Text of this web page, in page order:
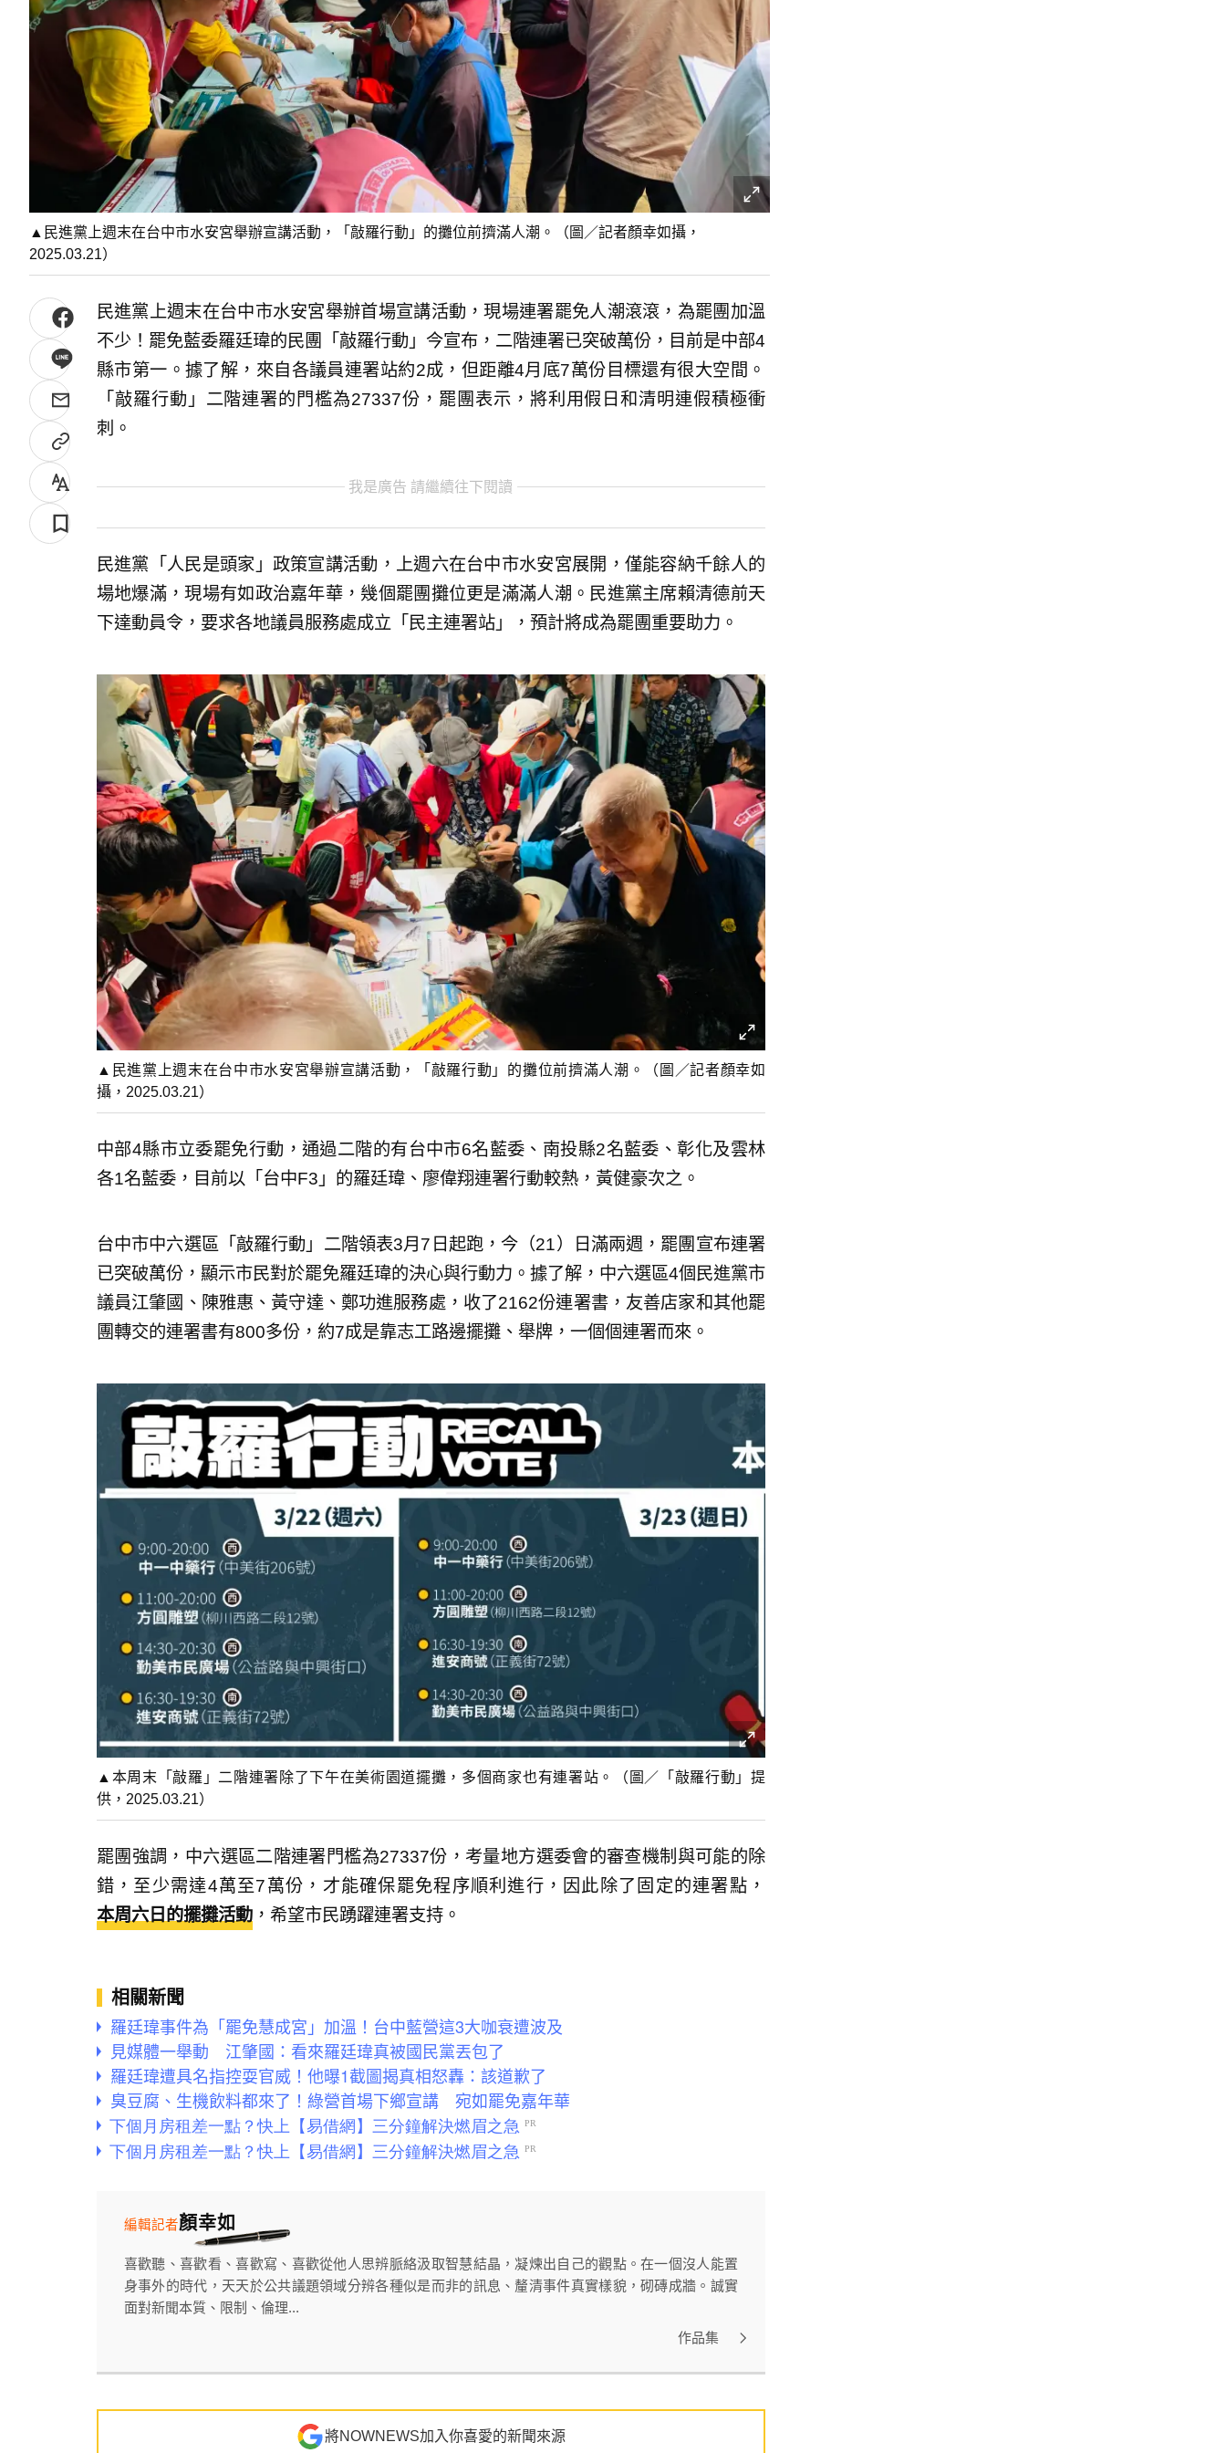
▲民進黨上週末在台中市水安宮舉辦宣講活動，「敲羅行動」的攤位前擠滿人潮。（圖／記者顏幸如攝，
2025.03.21）
民進黨上週末在台中市水安宮舉辦首場宣講活動，現場連署罷免人潮滾滾，為罷團加溫
不少！罷免藍委羅廷瑋的民團「敲羅行動」今宣布，二階連署已突破萬份，目前是中部4
縣市第一。據了解，來自各議員連署站約2成，但距離4月底7萬份目標還有很大空間。
「敲羅行動」二階連署的門檻為27337份，罷團表示，將利用假日和清明連假積極衝
刺。
我是廣告 請繼續往下閱讀
民進黨「人民是頭家」政策宣講活動，上週六在台中市水安宮展開，僅能容納千餘人的
場地爆滿，現場有如政治嘉年華，幾個罷團攤位更是滿滿人潮。民進黨主席賴清德前天
下達動員令，要求各地議員服務處成立「民主連署站」，預計將成為罷團重要助力。
▲民進黨上週末在台中市水安宮舉辦宣講活動，「敲羅行動」的攤位前擠滿人潮。（圖／記者顏幸如
攝，2025.03.21）
中部4縣市立委罷免行動，通過二階的有台中市6名藍委、南投縣2名藍委、彰化及雲林
各1名藍委，目前以「台中F3」的羅廷瑋、廖偉翔連署行動較熱，黃健豪次之。
台中市中六選區「敲羅行動」二階領表3月7日起跑，今（21）日滿兩週，罷團宣布連署
已突破萬份，顯示市民對於罷免羅廷瑋的決心與行動力。據了解，中六選區4個民進黨市
議員江肇國、陳雅惠、黃守達、鄭功進服務處，收了2162份連署書，友善店家和其他罷
團轉交的連署書有800多份，約7成是靠志工路邊擺攤、舉牌，一個個連署而來。
▲本周末「敲羅」二階連署除了下午在美術園道擺攤，多個商家也有連署站。（圖／「敲羅行動」提
供，2025.03.21）
罷團強調，中六選區二階連署門檻為27337份，考量地方選委會的審查機制與可能的除
錯，至少需達4萬至7萬份，才能確保罷免程序順利進行，因此除了固定的連署點，
本周六日的擺攤活動，希望市民踴躍連署支持。
相關新聞
羅廷瑋事件為「罷免慧成宮」加溫！台中藍營這3大咖衰遭波及
見媒體一舉動 江肇國：看來羅廷瑋真被國民黨丟包了
羅廷瑋遭具名指控耍官威！他曝1截圖揭真相怒轟：該道歉了
臭豆腐、生機飲料都來了！綠營首場下鄉宣講 宛如罷免嘉年華
顏幸如
編輯記者
喜歡聽、喜歡看、喜歡寫、喜歡從他人思辨脈絡汲取智慧結晶，凝煉出自己的觀點。在一個沒人能置
身事外的時代，天天於公共議題領域分辨各種似是而非的訊息、釐清事件真實樣貌，砌磚成牆。誠實
面對新聞本質、限制、倫理...
作品集
將NOWNEWS加入你喜愛的新聞來源